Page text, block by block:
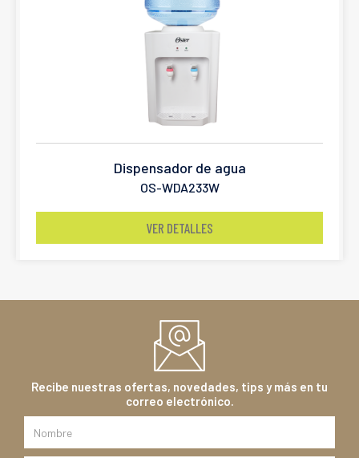
Dispensador de agua
OS-WDA233W
VER DETALLES
Recibe nuestras ofertas, novedades, tips y más en tu
correo electrónico.